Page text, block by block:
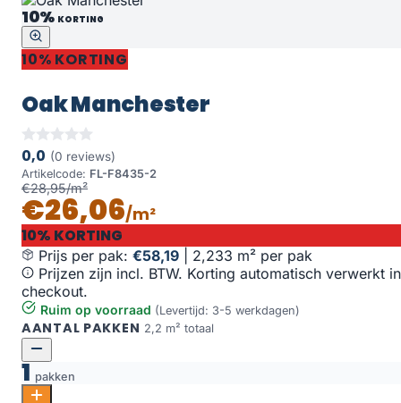
10% KORTING
10% KORTING
Oak Manchester
0,0 (0 reviews)
Artikelcode: FL-F8435-2
€28,95/m²
€26,06/m²
10% KORTING
Prijs per pak: €58,19
2,233 m² per pak
Prijzen zijn incl. BTW. Korting automatisch verwerkt in
checkout.
Ruim op voorraad (Levertijd: 3-5 werkdagen)
AANTAL PAKKEN 2,2 m² totaal
1 pakken